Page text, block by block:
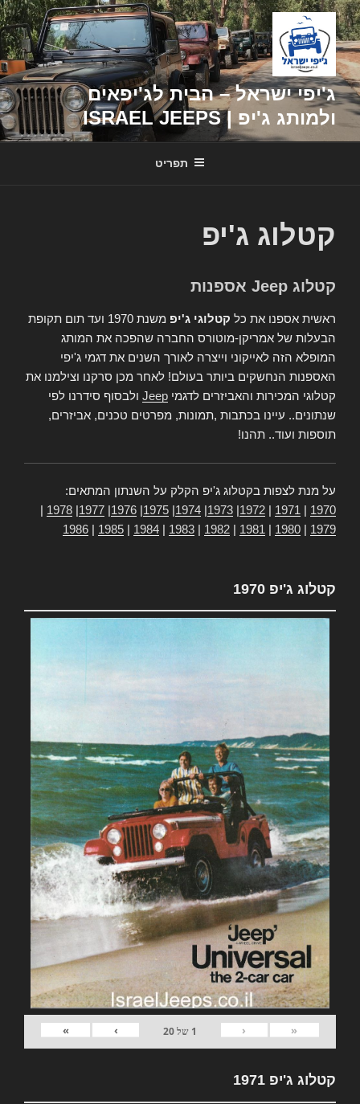
דילוג
לתוכן
ג'יפי ישראל – הבית לג'יפאים
ולמותג ג'יפ | ISRAEL JEEPS
תפריט
קטלוג ג'יפ
קטלוג Jeep אספנות
ראשית אספנו את כל קטלוגי ג'יפ
משנת 1970 ועד תום תקופת
הבעלות של אמריקן-מוטורס החברה שהפכה את המותג
המופלא הזה לאייקוני וייצרה לאורך השנים את דגמי ג'יפי
האספנות הנחשקים ביותר בעולם! לאחר מכן סרקנו וצילמנו את
קטלוגי המכירות והאביזרים לדגמי Jeep ולבסוף סידרנו לפי
שנתונים.. עיינו בכתבות ,תמונות, מפרטים טכנים, אביזרים,
תוספות ועוד.. תהנו!
על מנת לצפות בקטלוג ג'יפ הקלק על השנתון המתאים:
1970
1971
1972
1973
1974
1975
1976
1977
1978
1979
1980
1981
1982
1983
1984
1985
1986
קטלוג ג'יפ 1970
«
‹
1 של20
›
»
קטלוג ג'יפ 1971